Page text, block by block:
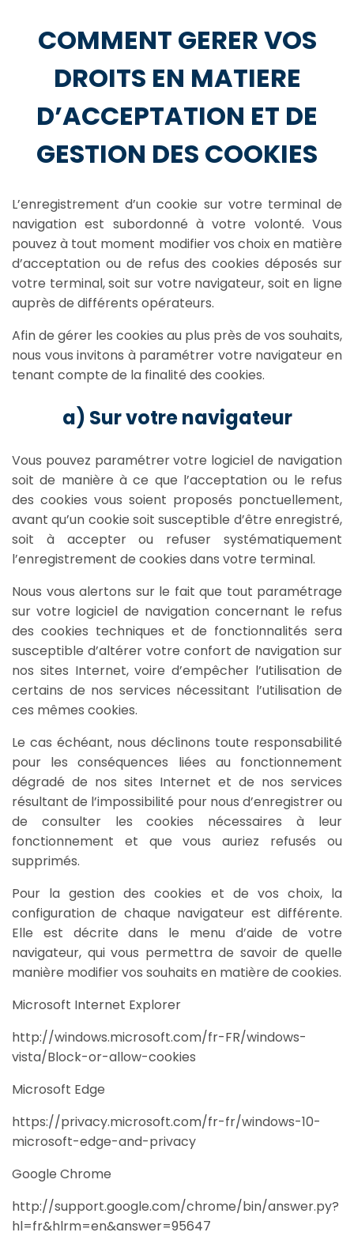
COMMENT GERER VOS
DROITS EN MATIERE
D’ACCEPTATION ET DE
GESTION DES COOKIES
L’enregistrement d’un cookie sur votre terminal de
navigation est subordonné à votre volonté. Vous
pouvez à tout moment modifier vos choix en matière
d’acceptation ou de refus des cookies déposés sur
votre terminal, soit sur votre navigateur, soit en ligne
auprès de différents opérateurs.
Afin de gérer les cookies au plus près de vos souhaits,
nous vous invitons à paramétrer votre navigateur en
tenant compte de la finalité des cookies.
a) Sur votre navigateur
Vous pouvez paramétrer votre logiciel de navigation
soit de manière à ce que l’acceptation ou le refus
des cookies vous soient proposés ponctuellement,
avant qu’un cookie soit susceptible d’être enregistré,
soit à accepter ou refuser systématiquement
l’enregistrement de cookies dans votre terminal.
Nous vous alertons sur le fait que tout paramétrage
sur votre logiciel de navigation concernant le refus
des cookies techniques et de fonctionnalités sera
susceptible d’altérer votre confort de navigation sur
nos sites Internet, voire d’empêcher l’utilisation de
certains de nos services nécessitant l’utilisation de
ces mêmes cookies.
Le cas échéant, nous déclinons toute responsabilité
pour les conséquences liées au fonctionnement
dégradé de nos sites Internet et de nos services
résultant de l’impossibilité pour nous d’enregistrer ou
de consulter les cookies nécessaires à leur
fonctionnement et que vous auriez refusés ou
supprimés.
Pour la gestion des cookies et de vos choix, la
configuration de chaque navigateur est différente.
Elle est décrite dans le menu d’aide de votre
navigateur, qui vous permettra de savoir de quelle
manière modifier vos souhaits en matière de cookies.
Microsoft Internet Explorer
http://windows.microsoft.com/fr-FR/windows-
vista/Block-or-allow-cookies
Microsoft Edge
https://privacy.microsoft.com/fr-fr/windows-10-
microsoft-edge-and-privacy
Google Chrome
http://support.google.com/chrome/bin/answer.py?
hl=fr&hlrm=en&answer=95647